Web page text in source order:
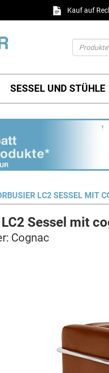
Kauf auf
SESSEL UND STÜHLE
LC2 SESSEL MIT
Sessel mit
Cognac